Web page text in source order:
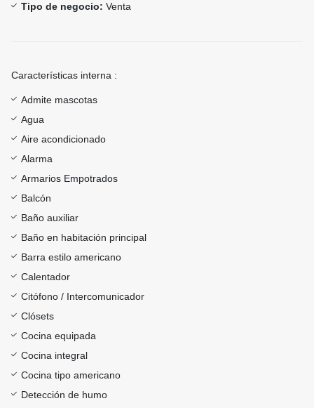
Tipo de negocio: Venta
Características interna :
Admite mascotas
Agua
Aire acondicionado
Alarma
Armarios Empotrados
Balcón
Baño auxiliar
Baño en habitación principal
Barra estilo americano
Calentador
Citófono / Intercomunicador
Clósets
Cocina equipada
Cocina integral
Cocina tipo americano
Detección de humo